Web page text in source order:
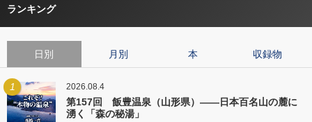
ランキング
日別 月別 本 収録物
1 2026.08.4
第157回 飯豊温泉（山形県）――日本百名山の麓に
湧く「森の秘湯」